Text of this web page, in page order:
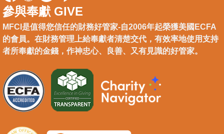
參與奉獻 GIVE
MFCI是值得您信任的財務好管家-自2006年起榮獲美國ECFA
的會員。在財務管理上給奉獻者清楚交代，有效率地使用支持
者所奉獻的金錢，作神忠心、良善、又有見識的好管家。